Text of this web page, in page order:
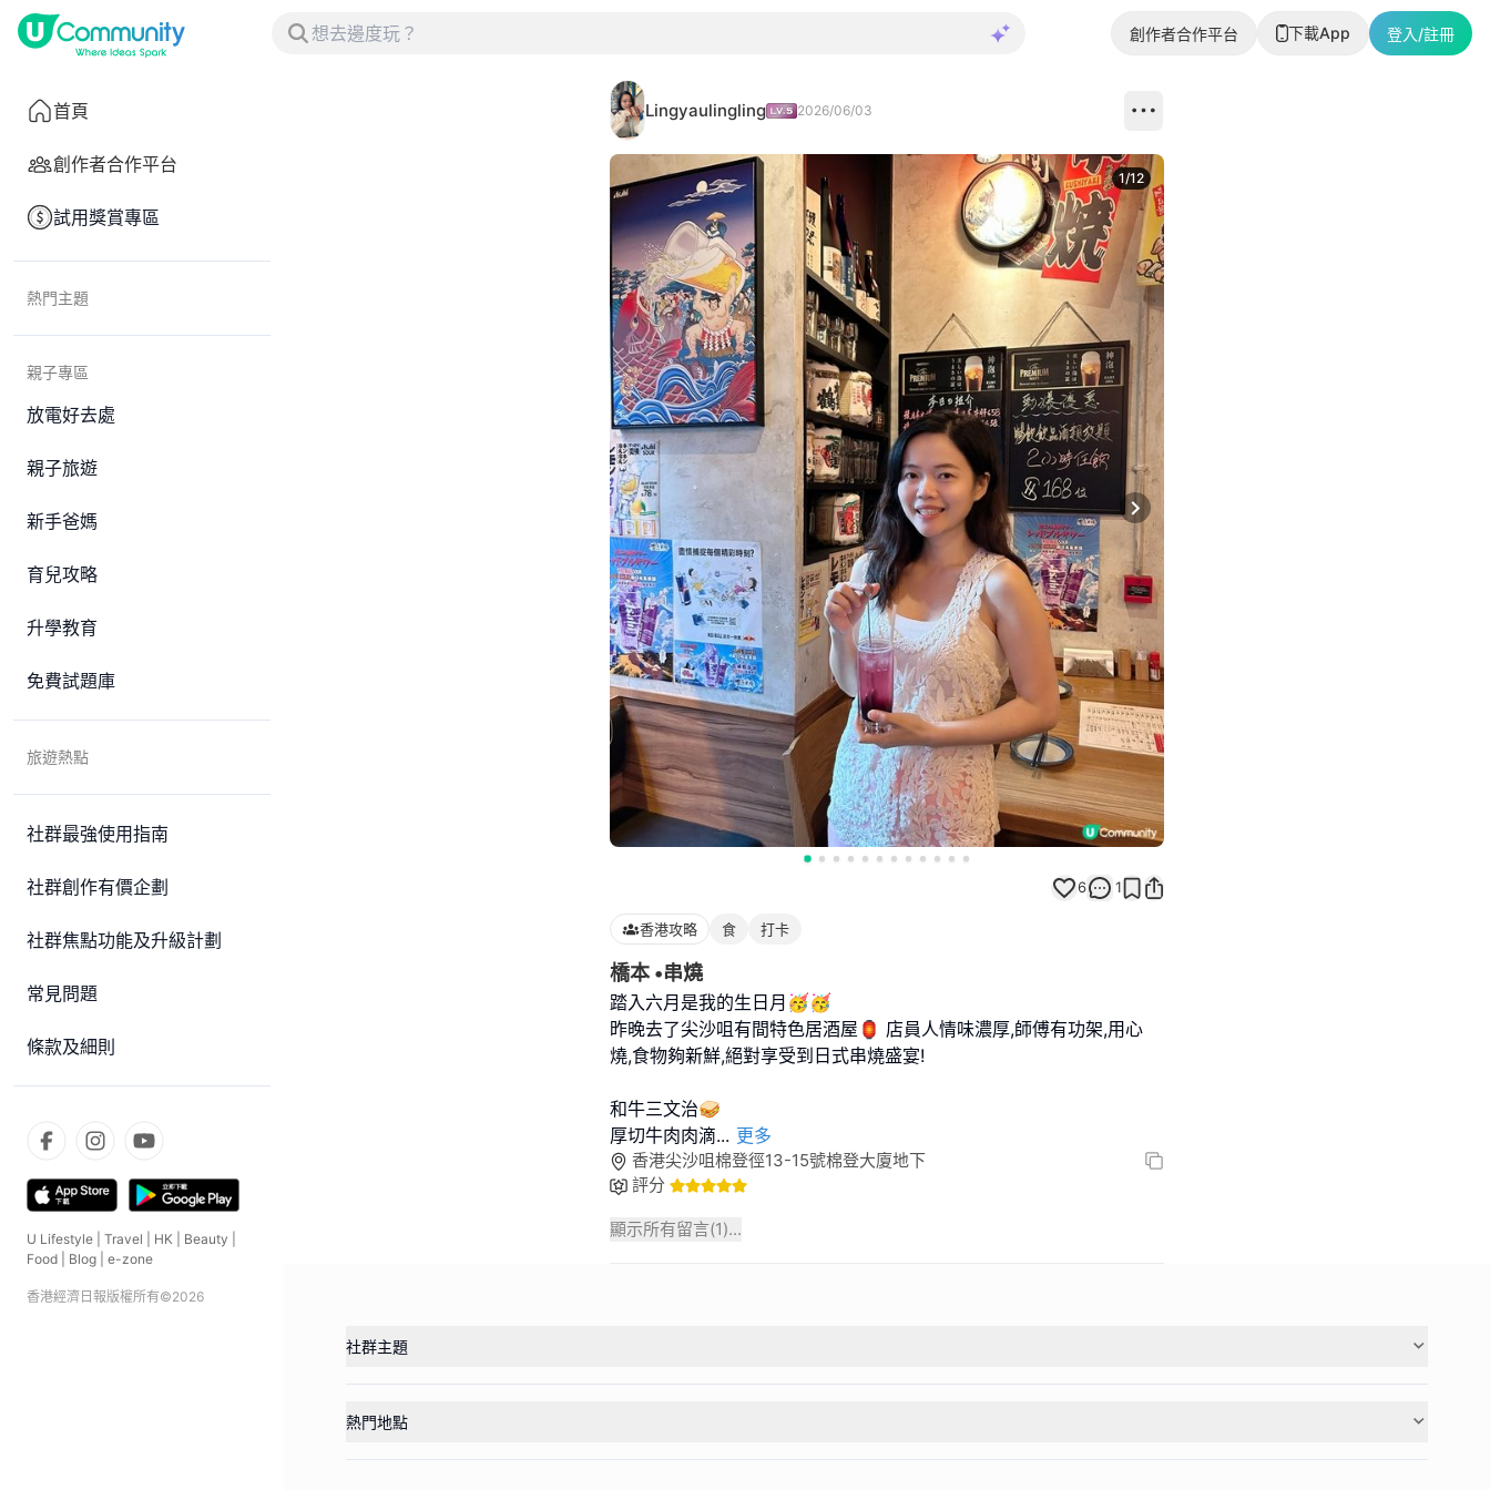
創作者合作平台 下載App 登入/註冊
首頁
創作者合作平台
試用獎賞專區
熱門主題
親子專區
放電好去處
親子旅遊
新手爸媽
育兒攻略
升學教育
免費試題庫
旅遊熱點
社群最強使用指南
社群創作有價企劃
社群焦點功能及升級計劃
常見問題
條款及細則
U Lifestyle Travel HK Beauty
Food
Blog e-zone
香港經濟日報版權所有©2026
Lingyaulingling 2026/06/03
Next slide
1/12
6 1
香港攻略 食 打卡
橋本 •串燒
踏入六月是我的生日月🥳🥳
昨晚去了尖沙咀有間特色居酒屋🏮 店員人情味濃厚,師傅有功架,用心
燒,食物夠新鮮,絕對享受到日式串燒盛宴!
和牛三文治🥪
厚切牛肉肉滴... 更多
香港尖沙咀棉登徑13-15號棉登大廈地下
評分
顯示所有留言(1)...
社群主題
熱門地點